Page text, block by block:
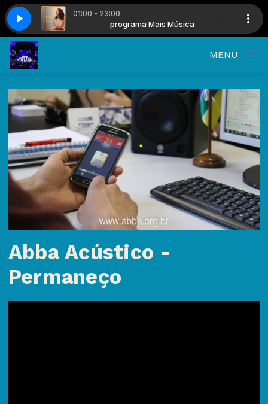
01:00 - 23:00
programa Mais Música
do Rio Azul Julia Vitoria - Alem do Rio Azul
MENU
Abba Acústico -
Permaneço